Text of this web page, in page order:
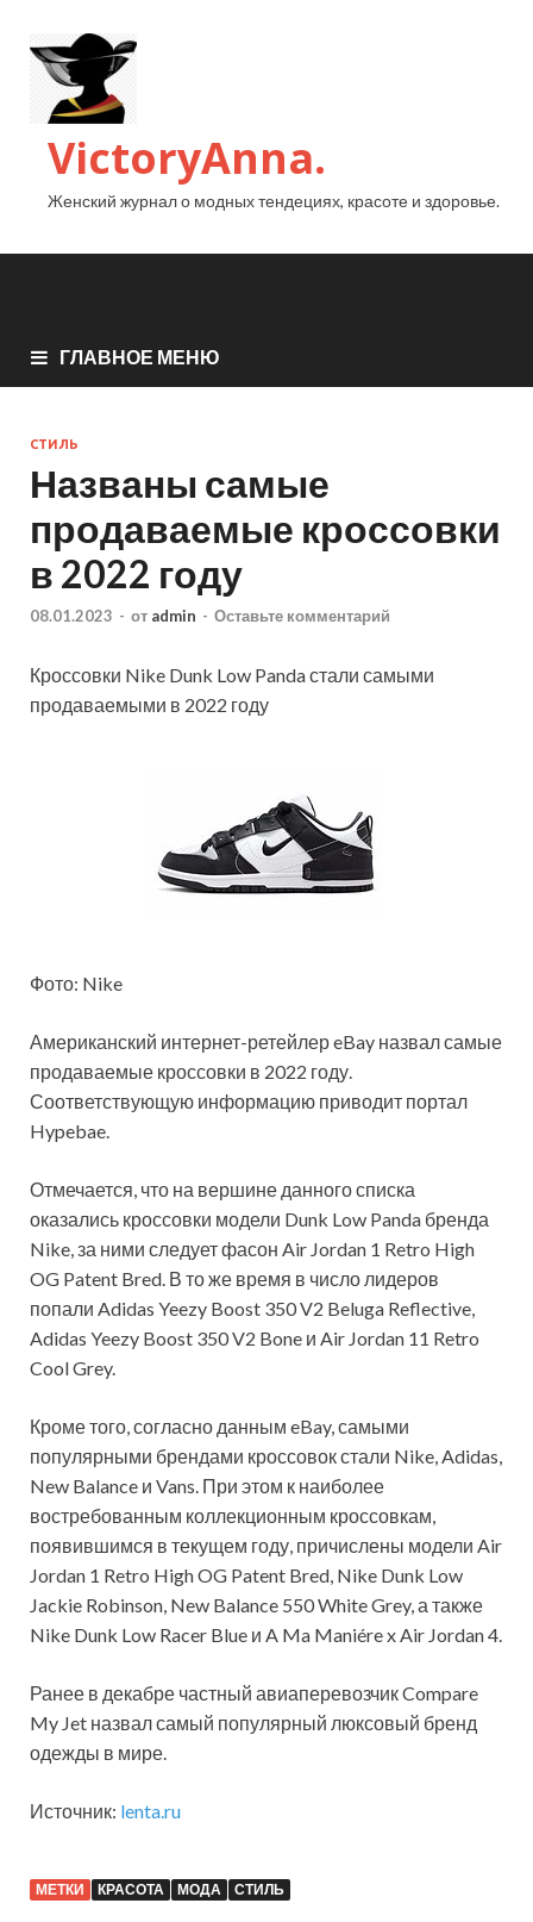
VictoryAnna.
Женский журнал о модных тендециях, красоте и здоровье.
ГЛАВНОЕ МЕНЮ
СТИЛЬ
Названы самые
продаваемые кроссовки
в 2022 году
08.01.2023 - от admin - Оставьте комментарий
Кроссовки Nike Dunk Low Panda стали самыми
продаваемыми в 2022 году
Фото: Nike
Американский интернет-ретейлер eBay назвал самые
продаваемые кроссовки в 2022 году.
Соответствующую информацию приводит портал
Hypebae.
Отмечается, что на вершине данного списка
оказались кроссовки модели Dunk Low Panda бренда
Nike, за ними следует фасон Air Jordan 1 Retro High
OG Patent Bred. В то же время в число лидеров
попали Adidas Yeezy Boost 350 V2 Beluga Reflective,
Adidas Yeezy Boost 350 V2 Bone и Air Jordan 11 Retro
Cool Grey.
Кроме того, согласно данным eBay, самыми
популярными брендами кроссовок стали Nike, Adidas,
New Balance и Vans. При этом к наиболее
востребованным коллекционным кроссовкам,
появившимся в текущем году, причислены модели Air
Jordan 1 Retro High OG Patent Bred, Nike Dunk Low
Jackie Robinson, New Balance 550 White Grey, а также
Nike Dunk Low Racer Blue и A Ma Maniére x Air Jordan 4.
Ранее в декабре частный авиаперевозчик Compare
My Jet назвал самый популярный люксовый бренд
одежды в мире.
Источник: lenta.ru
МЕТКИ КРАСОТА МОДА СТИЛЬ